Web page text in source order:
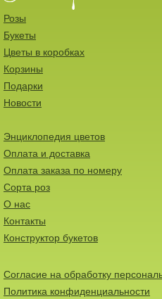
Розы
Букеты
Цветы в коробках
Корзины
Подарки
Новости
Энциклопедия цветов
Оплата и доставка
Оплата заказа по номеру
Сорта роз
О нас
Контакты
Конструктор букетов
Согласие на обработку
Политика конфиденциальности